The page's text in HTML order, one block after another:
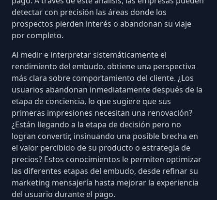
detectar con precisión las áreas donde los
prospectos pierden interés o abandonan su viaje
por completo.
Al medir e interpretar sistemáticamente el
rendimiento del embudo, obtiene una perspectiva
más clara sobre comportamiento del cliente. ¿Los
usuarios abandonan inmediatamente después de la
etapa de conciencia, lo que sugiere que sus
primeras impresiones necesitan una renovación?
¿Están llegando a la etapa de decisión pero no
logran convertir, insinuando una posible brecha en
el valor percibido de su producto o estrategia de
precios? Estos conocimientos le permiten optimizar
las diferentes etapas del embudo, desde refinar su
marketing mensajería hasta mejorar la experiencia
del usuario durante el pago.